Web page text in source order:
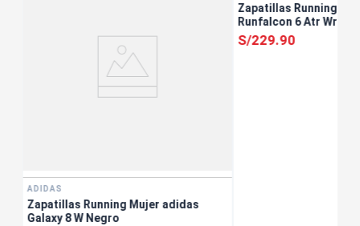
ADIDAS
Zapatillas Running Mujer adidas
Galaxy 8 W Negro
Zapatillas Running
Runfalcon 6 Atr Wr W
S/229.90